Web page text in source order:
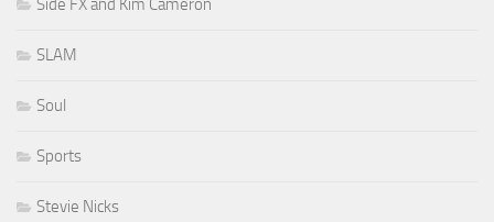
Side FX and Kim Cameron
SLAM
Soul
Sports
Stevie Nicks